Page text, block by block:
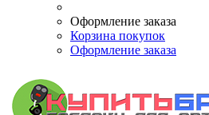
Оформление заказа
Корзина покупок
Оформление заказа